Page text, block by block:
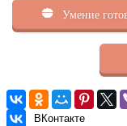
Умение
ВКонтакте